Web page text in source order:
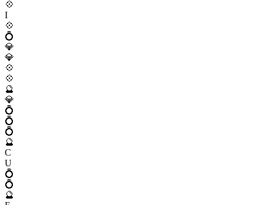
💠
I
💠
💍
💎
💎
💠
💠
🔮
💎
💍
💍
💍
🔮
C
U
💍
💍
🔮